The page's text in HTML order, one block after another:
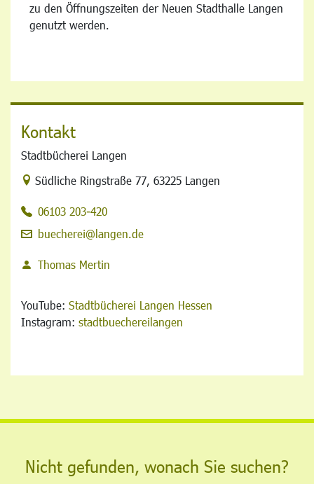
zu den Öffnungszeiten der Neuen Stadthalle Langen
genutzt werden.
Kontakt
Stadtbücherei Langen
Link zur Google-Maps Navigation
Südliche Ringstraße 77 63225 Langen
06103 203-420
buecherei@langen.de
Thomas Mertin
YouTube: Stadtbücherei Langen Hessen
Instagram: stadtbuechereilangen
Nicht gefunden, wonach Sie suchen?